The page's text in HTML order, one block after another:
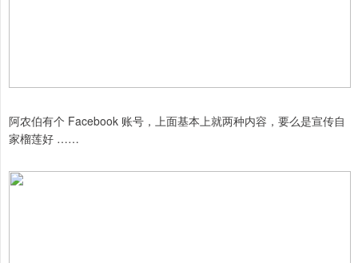
阿农伯有个 Facebook 账号，上面基本上就两种内容，要么是宣传自
家榴莲好 ……